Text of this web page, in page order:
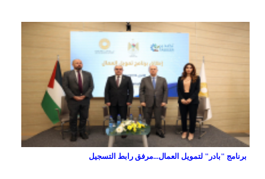
برنامج "بادر" لتمويل العمال...مرفق رابط التسجيل